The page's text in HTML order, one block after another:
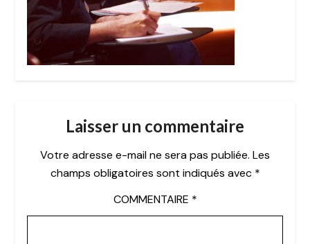
Laisser un commentaire
Votre adresse e-mail ne sera pas publiée. Les
champs obligatoires sont indiqués avec *
COMMENTAIRE *